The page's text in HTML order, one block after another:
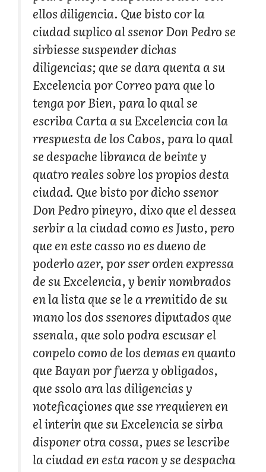
ellos diligencia. Que bisto cor la
ciudad suplico al ssenor Don Pedro se
sirbiesse suspender dichas
diligencias; que se dara quenta a su
Excelencia por Correo para que lo
tenga por Bien, para lo qual se
escriba Carta a su Excelencia con la
rrespuesta de los Cabos, para lo qual
se despache libranca de beinte y
quatro reales sobre los propios desta
ciudad. Que bisto por dicho ssenor
Don Pedro pineyro, dixo que el dessea
serbir a la ciudad como es Justo, pero
que en este casso no es dueno de
poderlo azer, por sser orden expressa
de su Excelencia, y benir nombrados
en la lista que se le a rremitido de su
mano los dos ssenores diputados que
ssenala, que solo podra escusar el
conpelo como de los demas en quanto
que Bayan por fuerza y obligados,
que ssolo ara las diligencias y
noteficaçiones que sse rrequieren en
el interin que su Excelencia se sirba
disponer otra cossa, pues se lescribe
la ciudad en esta racon y se despacha